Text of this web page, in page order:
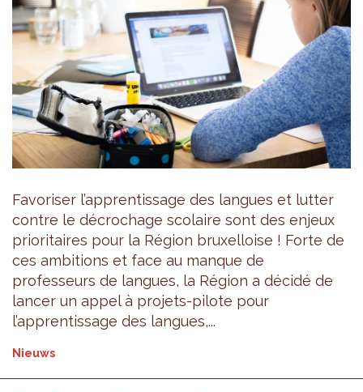
Favoriser l’apprentissage des langues et lutter
contre le décrochage scolaire sont des enjeux
prioritaires pour la Région bruxelloise ! Forte de
ces ambitions et face au manque de
professeurs de langues, la Région a décidé de
lancer un appel à projets-pilote pour
l’apprentissage des langues,...
Nieuws